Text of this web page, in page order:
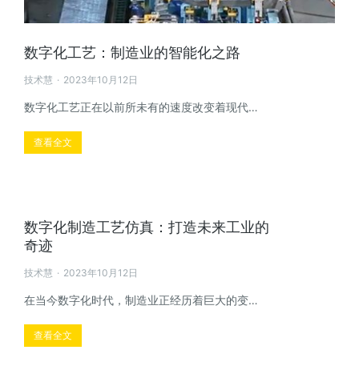
数字化工艺：制造业的智能化之路
技术慧 2023年10月12日
数字化工艺正在以前所未有的速度改变着现代…
查看全文
数字化制造工艺仿真：打造未来工业的
奇迹
技术慧 2023年10月12日
在当今数字化时代，制造业正经历着巨大的变…
查看全文